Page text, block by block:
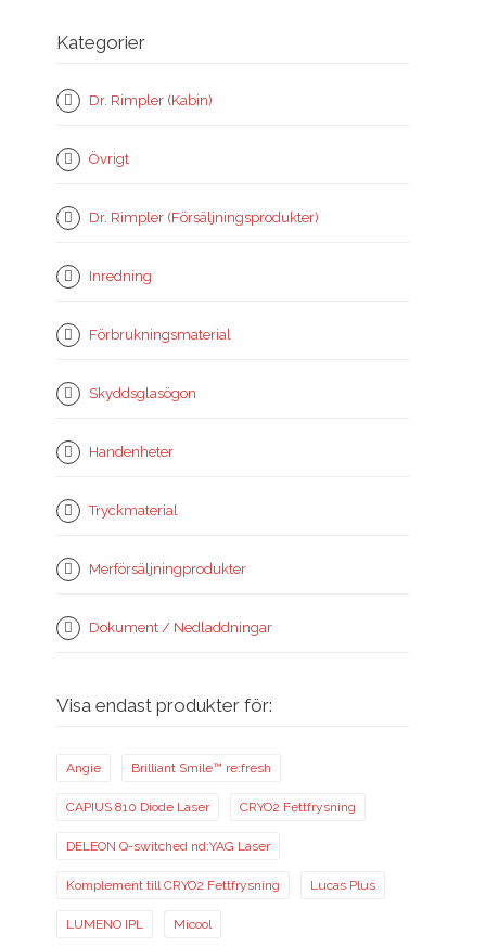
Kategorier
Dr. Rimpler (Kabin)
Övrigt
Dr. Rimpler (Försäljningsprodukter)
Inredning
Förbrukningsmaterial
Skyddsglasögon
Handenheter
Tryckmaterial
Merförsäljningprodukter
Dokument / Nedladdningar
Visa endast produkter för:
Angie Brilliant Smile™ re:fresh
CAPIUS 810 Diode Laser CRYO2 Fettfrysning
DELEON Q-switched nd:YAG Laser
Komplement till CRYO2 Fettfrysning Lucas Plus
LUMENO IPL Micool